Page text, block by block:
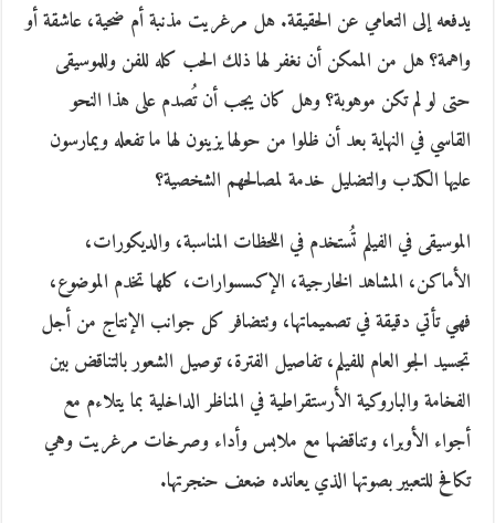
يدفعه إلى التعامي عن الحقيقة. هل مرغريت مذنبة أم ضحية، عاشقة أو
واهمة؟ هل من الممكن أن نغفر لها ذلك الحب كله للفن وللموسيقى
حتى لو لم تكن موهوبة؟ وهل كان يجب أن تُصدم على هذا النحو
القاسي في النهاية بعد أن ظلوا من حولها يزينون لها ما تفعله ويمارسون
عليها الكذب والتضليل خدمة لمصالحهم الشخصية؟
الموسيقى في الفيلم تُستخدم في اللحظات المناسبة، والديكورات،
الأماكن، المشاهد الخارجية، الإكسسوارات، كلها تخدم الموضوع،
فهي تأتي دقيقة في تصميماتها، وتتضافر كل جوانب الإنتاج من أجل
تجسيد الجو العام للفيلم، تفاصيل الفترة، توصيل الشعور بالتناقض بين
الفخامة والباروكية الأرستقراطية في المناظر الداخلية بما يتلاءم مع
أجواء الأوبرا، وتناقضها مع ملابس وأداء وصرخات مرغريت وهي
تكافح للتعبير بصوتها الذي يعانده ضعف حنجرتها.